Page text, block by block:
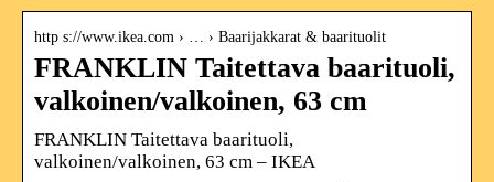
http s://www.ikea.com › … › Baarijakkarat & baarituolit
FRANKLIN Taitettava baarituoli,
valkoinen/valkoinen, 63 cm
FRANKLIN Taitettava baarituoli,
valkoinen/valkoinen, 63 cm – IKEA